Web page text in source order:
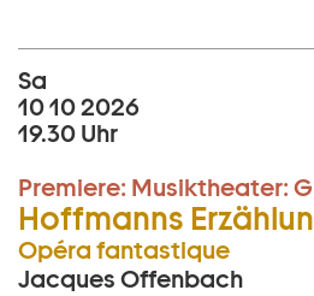
Sa
10 10 2026
19.30 Uhr
Premiere: Musiktheater:
Hoffmanns
Opéra fantastique
Jacques Offenbach